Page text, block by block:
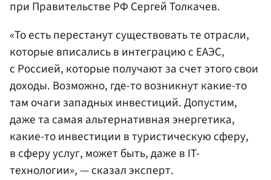
при Правительстве РФ Сергей Толкачев.
«То есть перестанут существовать те отрасли,
которые вписались в интеграцию с ЕАЭС,
с Россией, которые получают за счет этого свои
доходы. Возможно, где-то возникнут какие-то
там очаги западных инвестиций. Допустим,
даже та самая альтернативная энергетика,
какие-то инвестиции в туристическую сферу,
в сферу услуг, может быть, даже в IT-
технологии», — сказал эксперт.